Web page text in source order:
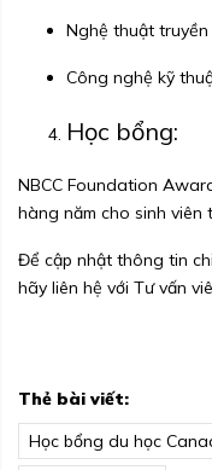
Nghệ thuật
Công nghệ kỹ
Học bổng:
NBCC Foundation
hàng năm cho sinh viên
Để cập nhật thông tin
hãy liên hệ với Tư vấn
Thẻ bài viết:
Học bổng du học